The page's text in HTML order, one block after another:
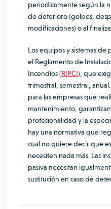
periódicamente según la
de deterioro (golpes,
modificaciones) o al
Los equipos y sistemas
el Reglamento de
Incendios (RIPCI), que
trimestral, semestral,
para las empresas que
mantenimiento,
profesionalidad y la
hay una normativa que
cual no quiere decir que
necesiten nada más. Las
pasiva necesitan
sustitución en caso de